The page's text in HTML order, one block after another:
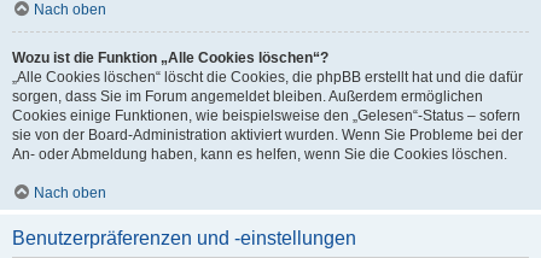
Nach oben
Wozu ist die Funktion „Alle Cookies löschen“?
„Alle Cookies löschen“ löscht die Cookies, die phpBB erstellt hat und die dafür
sorgen, dass Sie im Forum angemeldet bleiben. Außerdem ermöglichen
Cookies einige Funktionen, wie beispielsweise den „Gelesen“-Status – sofern
sie von der Board-Administration aktiviert wurden. Wenn Sie Probleme bei der
An- oder Abmeldung haben, kann es helfen, wenn Sie die Cookies löschen.
Nach oben
Benutzerpräferenzen und -einstellungen